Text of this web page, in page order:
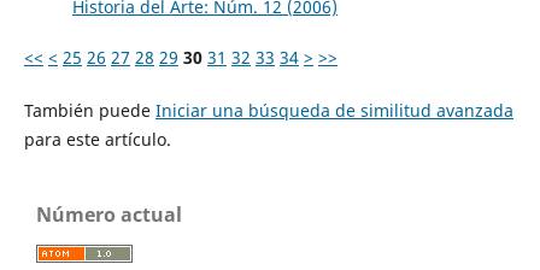
Historia del Arte: Núm. 12 (2006)
<< < 25 26 27 28 29 30 31 32 33 34 > >>
También puede Iniciar una búsqueda de similitud avanzada
para este artículo.
Número actual